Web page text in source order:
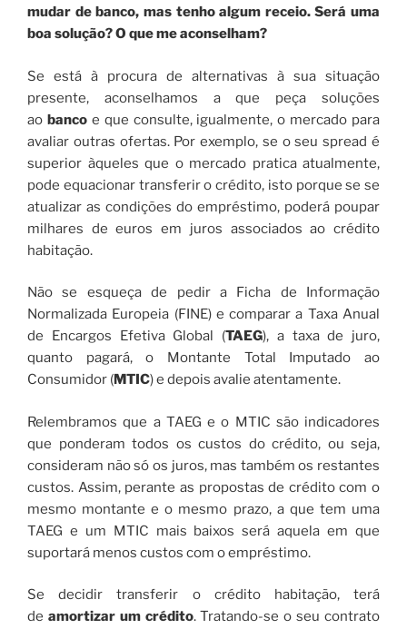
mudar de banco, mas tenho algum receio. Será uma
boa solução? O que me aconselham?
Se está à procura de alternativas à sua situação
presente, aconselhamos a que peça soluções
ao bancoe que consulte, igualmente, o mercado para
avaliar outras ofertas. Por exemplo, se o seu spread é
superior àqueles que o mercado pratica atualmente,
pode equacionar transferir o crédito, isto porque se se
atualizar as condições do empréstimo, poderá poupar
milhares de euros em juros associados ao crédito
habitação.
Não se esqueça de pedir a Ficha de Informação
Normalizada Europeia (FINE) e comparar a Taxa Anual
de Encargos Efetiva Global (TAEG), a taxa de juro,
quanto pagará, o Montante Total Imputado ao
Consumidor (MTIC) e depois avalie atentamente.
Relembramos que a TAEG e o MTIC são indicadores
que ponderam todos os custos do crédito, ou seja,
consideram não só os juros, mas também os restantes
custos. Assim, perante as propostas de crédito com o
mesmo montante e o mesmo prazo, a que tem uma
TAEG e um MTIC mais baixos será aquela em que
suportará menos custos com o empréstimo.
Se decidir transferir o crédito habitação, terá
de amortizar um crédito. Tratando-se o seu contrato